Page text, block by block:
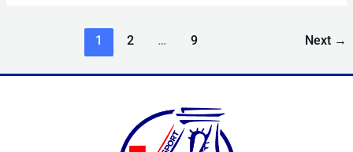
1 2 … 9 Next →